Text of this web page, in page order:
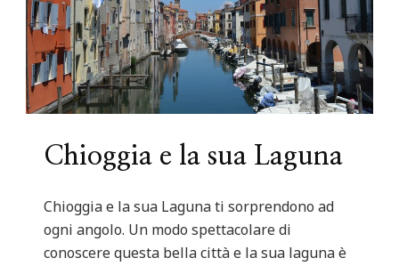
Chioggia e la sua Laguna
Chioggia e la sua Laguna ti sorprendono ad
ogni angolo. Un modo spettacolare di
conoscere questa bella città e la sua laguna è